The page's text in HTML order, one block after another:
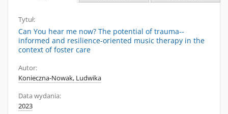
Tytuł:
Can You hear me now? The potential of trauma--
informed and resilience-oriented music therapy in the
context of foster care
Autor:
Konieczna-Nowak, Ludwika
Data wydania:
2023